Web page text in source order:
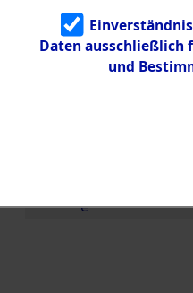
Identifizierun
g
5.3.3
Todesmärsch
e
Daten ausschließlich
und